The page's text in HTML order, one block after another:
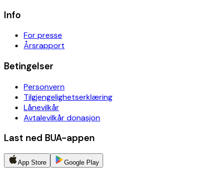
Info
For presse
Årsrapport
Betingelser
Personvern
Tilgjengelighetserklæring
Lånevilkår
Avtalevilkår donasjon
Last ned BUA-appen
App Store Google Play